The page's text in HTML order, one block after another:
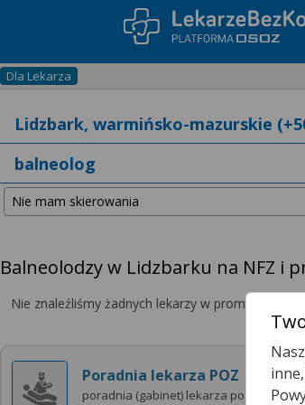
Dla Lekarza
Balneolodzy w Lidzbarku na NFZ i
Nie znaleźliśmy żadnych lekarzy w promieniu
Poradnia lekarza POZ
poradnia (gabinet) lekarza poz